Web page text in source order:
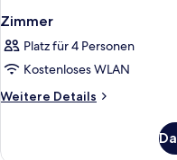
Zimmer
Platz für 4 Personen
Kostenloses WLAN
Weitere Details
Weitere